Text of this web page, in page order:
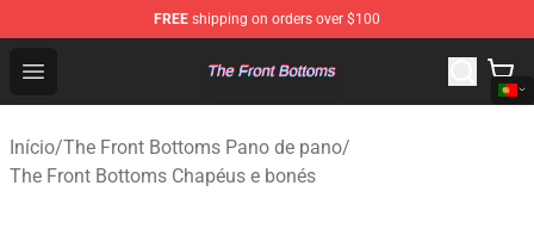
FREE shipping on orders over $100
Open menu
The Front Bottoms Store - Official The Front Bottoms
Início/The Front Bottoms Pano de pano/
The Front Bottoms Chapéus e bonés